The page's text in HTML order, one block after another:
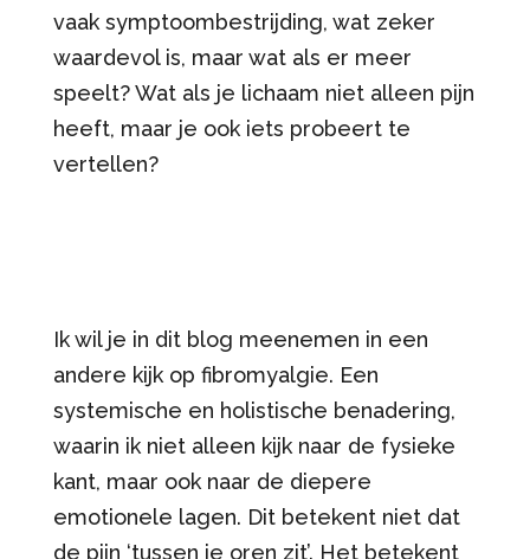
vaak symptoombestrijding, wat zeker
waardevol is, maar wat als er meer
speelt? Wat als je lichaam niet alleen pijn
heeft, maar je ook iets probeert te
vertellen?
Ik wil je in dit blog meenemen in een
andere kijk op fibromyalgie. Een
systemische en holistische benadering,
waarin ik niet alleen kijk naar de fysieke
kant, maar ook naar de diepere
emotionele lagen. Dit betekent niet dat
de pijn ‘tussen je oren zit’. Het betekent